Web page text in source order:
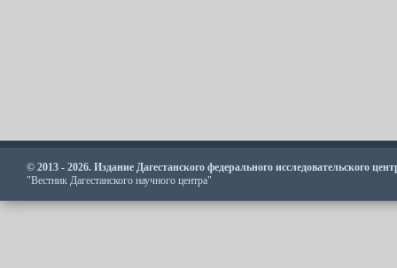
© 2013 - 2026. Издание Дагестанского федерального исследовательского
"Вестник Дагестанского научного центра"